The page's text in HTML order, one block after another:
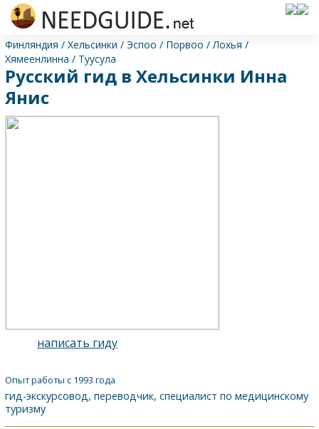
Финляндия / Хельсинки / Эспоо / Порвоо /Лохья /
Хямеенлинна / Туусула
Русский гид в Хельсинки Инна
Янис
написать гиду
Опыт работы с 1993 года
гид-экскурсовод, переводчик, специалист по медицинскому
туризму